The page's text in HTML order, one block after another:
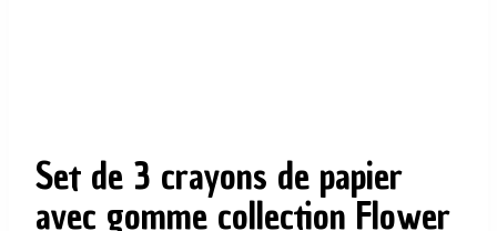
Set de 3 crayons de papier
avec gomme collection Flower